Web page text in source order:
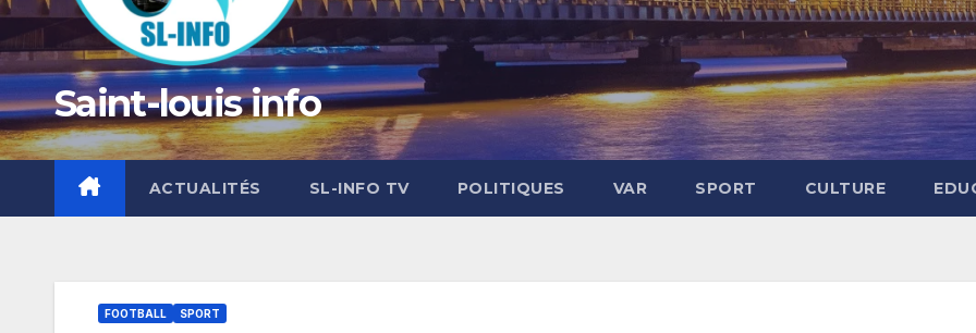
Saint-louis info
ACTUALITÉS SL-INFO TV POLITIQUES VAR SPORT CULTURE
FOOTBALL SPORT